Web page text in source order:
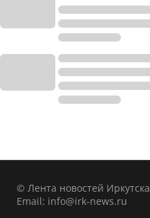
© Лента новостей Иркутска
Email: info@irk-news.ru